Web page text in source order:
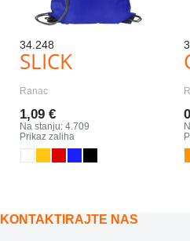
34.248
SLICK
Ranac
1,09 €
Na stanju: 4.709
Prikaz zaliha
KONTAKTIRAJTE NAS